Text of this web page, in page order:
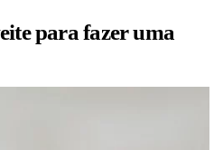
para fazer uma